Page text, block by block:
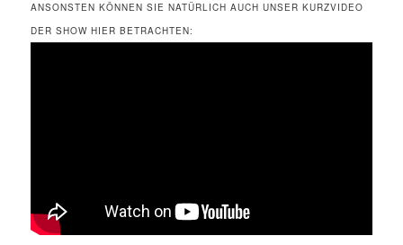
ANSONSTEN KÖNNEN SIE NATÜRLICH AUCH UNSER KURZVIDEO
DER SHOW HIER BETRACHTEN: